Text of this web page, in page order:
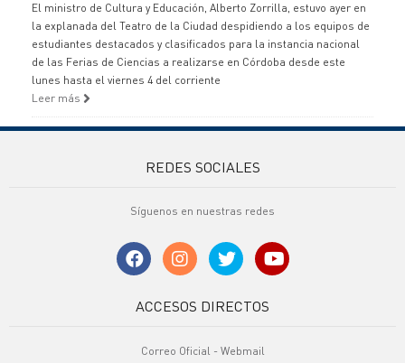
El ministro de Cultura y Educación, Alberto Zorrilla, estuvo ayer en
la explanada del Teatro de la Ciudad despidiendo a los equipos de
estudiantes destacados y clasificados para la instancia nacional
de las Ferias de Ciencias a realizarse en Córdoba desde este
lunes hasta el viernes 4 del corriente
Leer más
REDES SOCIALES
Síguenos en nuestras redes
ACCESOS DIRECTOS
Correo Oficial - Webmail